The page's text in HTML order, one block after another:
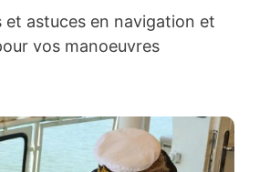
et astuces en navigation et
vos manoeuvres